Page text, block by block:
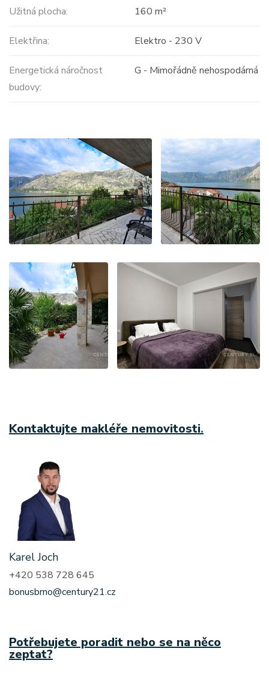
Užitná plocha: 160 m²
Elektřina: Elektro - 230 V
Energetická náročnost
budovy:
G - Mimořádně nehospodárná
Kontaktujte makléře nemovitosti.
Karel Joch
+420 538 728 645
bonusbrno@century21.cz
Potřebujete poradit nebo se na něco
zeptat?